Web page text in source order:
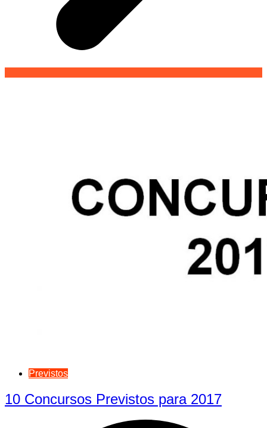
Previstos
10 Concursos Previstos para 2017